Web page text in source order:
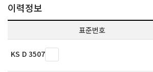
이력정보
표준번호
KS D 3507